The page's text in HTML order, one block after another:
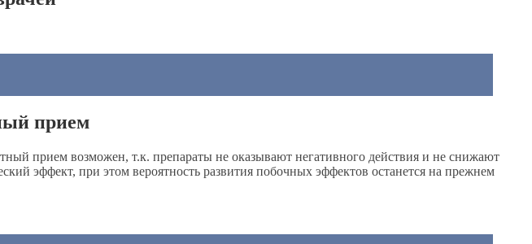
прием
прием возможен, т.к. препараты не оказывают негативного действия и не снижают
эффект, при этом вероятность развития побочных эффектов останется на прежнем